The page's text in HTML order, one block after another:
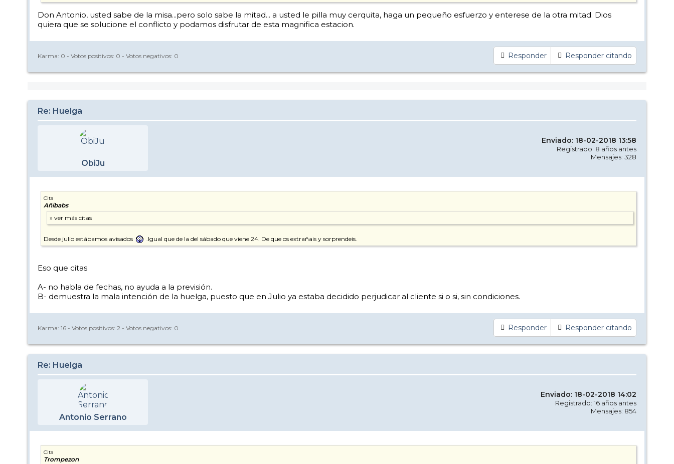
Don Antonio, usted sabe de la misa...pero solo sabe la mitad... a usted le pilla muy cerquita, haga un pequeño esfuerzo y enterese de la otra mitad. Dios
quiera que se solucione el conflicto y podamos disfrutar de esta magnifica estacion.
Responder Responder citando
Karma: 0 - Votos positivos: 0 - Votos negativos: 0
Re: Huelga
ObiJu
Enviado: 18-02-2018 13:58
Registrado: 8 años antes
Mensajes: 328
Cita
Añibabs
Desde julio estábamos avisados .Igual que de la del sábado que viene 24. De que os extrañais y sorprendeis.
Eso que citas
A- no habla de fechas, no ayuda a la previsión.
B- demuestra la mala intención de la huelga, puesto que en Julio ya estaba decidido perjudicar al cliente si o si, sin condiciones.
Responder Responder citando
Karma: 16 - Votos positivos: 2 - Votos negativos: 0
Re: Huelga
Antonio Serrano
Enviado: 18-02-2018 14:02
Registrado: 16 años antes
Mensajes: 854
Cita
Trompezon